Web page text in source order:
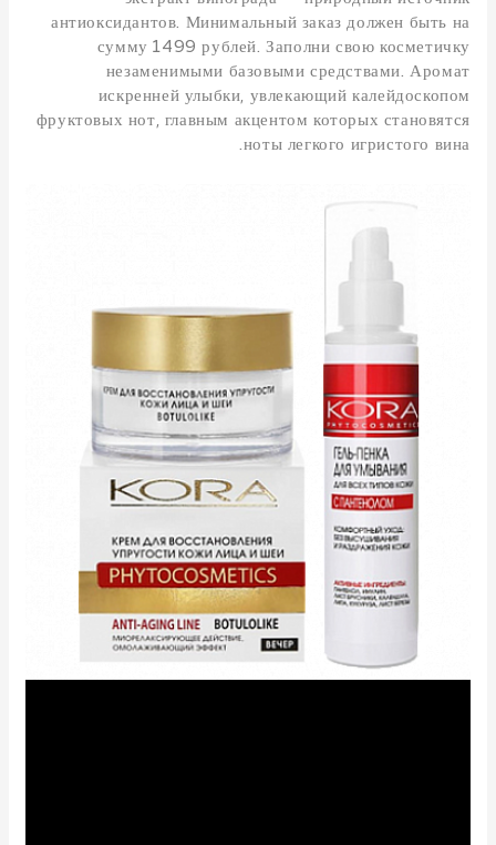
антиоксидантов. Минимальный заказ должен быть на
сумму 1499 рублей. Заполни свою косметичку
незаменимыми базовыми средствами. Аромат
искренней улыбки, увлекающий калейдоскопом
фруктовых нот, главным акцентом которых становятся
ноты легкого игристого вина.